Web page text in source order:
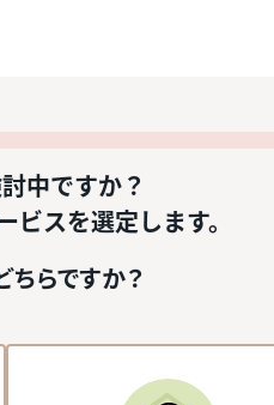
中ですか？
ビスを選定します。
らですか？